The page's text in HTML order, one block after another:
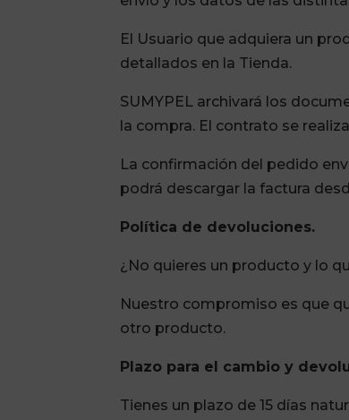
El Usuario que adquiera un
detallados en la Tienda.
SUMYPEL archivará los
la compra. El contrato se
La confirmación del pedido
podrá descargar la factura
Política de devoluciones.
¿No quieres un producto y lo
Nuestro compromiso es que
otro producto.
Plazo para el cambio y
Tienes un plazo de 15 días